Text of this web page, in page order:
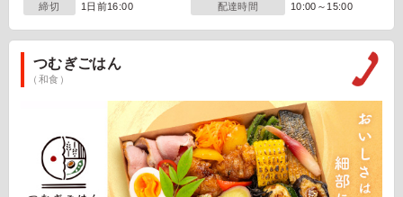
締切 1日前16:00 配達時間 10:00～15:00
つむぎごはん
（和食）